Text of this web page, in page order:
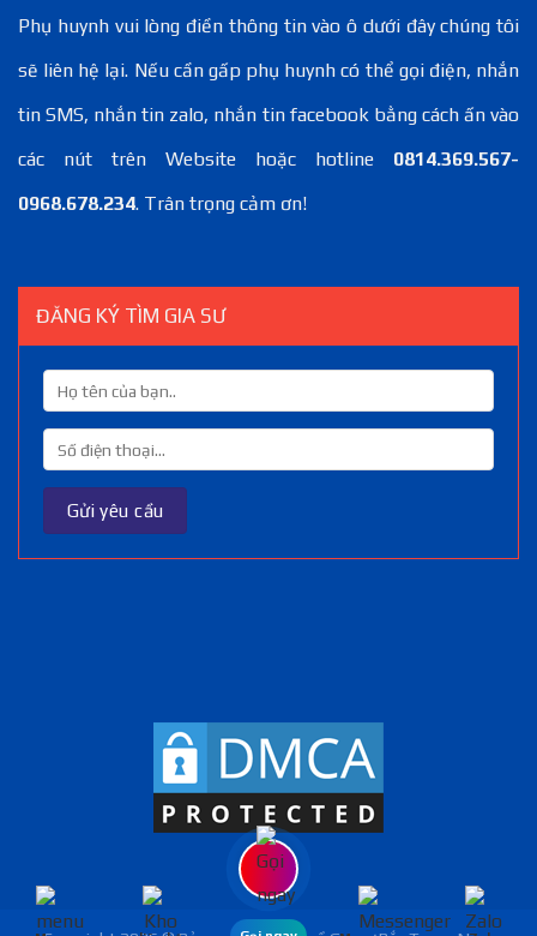
Phụ huynh vui lòng điền thông tin vào ô dưới đây chúng tôi
sẽ liên hệ lại. Nếu cần gấp phụ huynh có thể gọi điện, nhắn
tin SMS, nhắn tin zalo, nhắn tin facebook bằng cách ấn vào
các nút trên Website hoặc hotline 0814.369.567-
0968.678.234. Trân trọng cảm ơn!
ĐĂNG KÝ TÌM GIA SƯ